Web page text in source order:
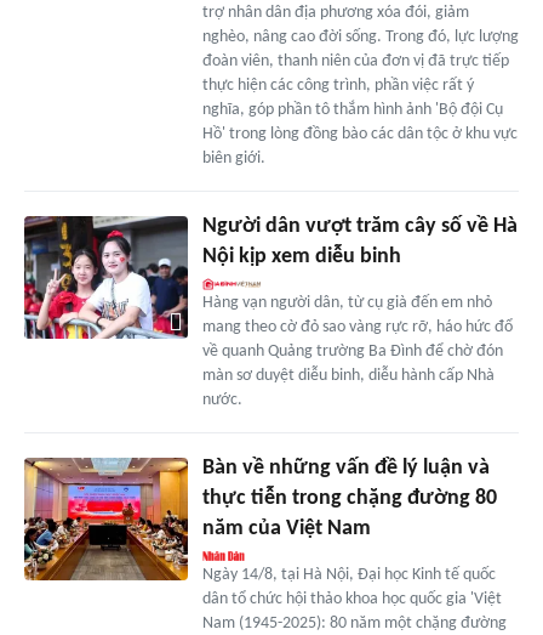
trợ nhân dân địa phương xóa đói, giảm
nghèo, nâng cao đời sống. Trong đó, lực lượng
đoàn viên, thanh niên của đơn vị đã trực tiếp
thực hiện các công trình, phần việc rất ý
nghĩa, góp phần tô thắm hình ảnh 'Bộ đội Cụ
Hồ' trong lòng đồng bào các dân tộc ở khu vực
biên giới.
Người dân vượt trăm cây số về Hà
Nội kịp xem diễu binh
Hàng vạn người dân, từ cụ già đến em nhỏ
mang theo cờ đỏ sao vàng rực rỡ, háo hức đổ
về quanh Quảng trường Ba Đình để chờ đón
màn sơ duyệt diễu binh, diễu hành cấp Nhà
nước.
Bàn về những vấn đề lý luận và
thực tiễn trong chặng đường 80
năm của Việt Nam
Ngày 14/8, tại Hà Nội, Đại học Kinh tế quốc
dân tổ chức hội thảo khoa học quốc gia 'Việt
Nam (1945-2025): 80 năm một chặng đường